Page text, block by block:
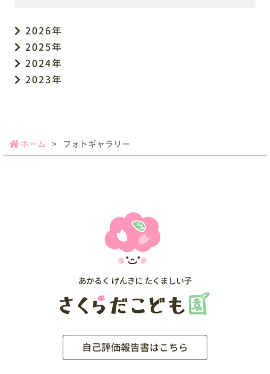
2026年
2025年
2024年
2023年
ホーム フォトギャラリー
自己評価報告書はこちら